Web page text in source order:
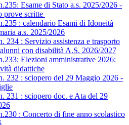
Esame di Stato a.s. 2025/2026 -
prove scritte
: calendario Esami di Idoneità
a.s. 2025/2026
234 : Servizio assistenza e trasporto
con disabilità A.S. 2026/2027
Elezioni amministrative 2026:
didattiche
232 : sciopero del 29 Maggio 2026 -
231 : sciopero doc. e Ata del 29
: Concerto di fine anno scolastico